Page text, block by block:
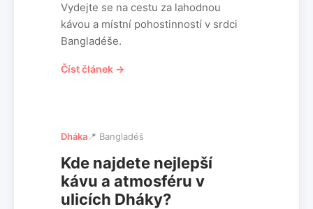
Vydejte se na cestu za lahodnou
kávou a místní pohostinností v srdci
Bangladéše.
Číst článek →
Dháka📍 Bangladéš
Kde najdete nejlepší
kávu a atmosféru v
ulicích Dháky?